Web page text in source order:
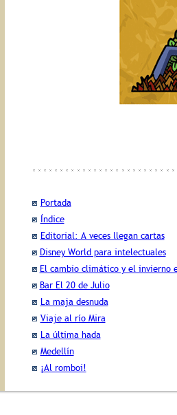
Portada
Índice
Editorial: A veces llegan cartas
Disney World para intelectuales
El cambio climático y el invierno
Bar El 20 de Julio
La maja desnuda
Viaje al río Mira
La última hada
Medellín
¡Al romboi!